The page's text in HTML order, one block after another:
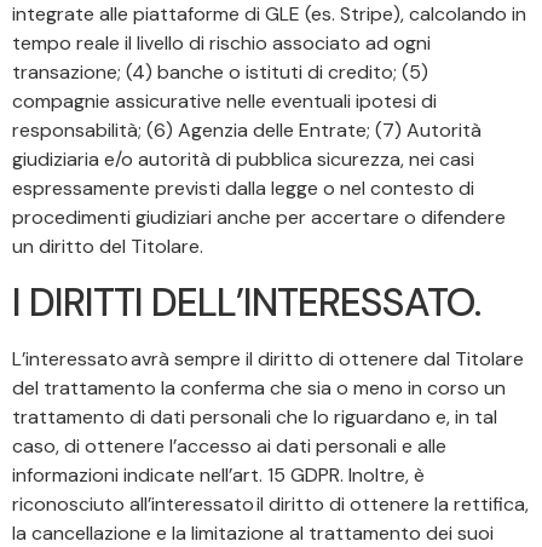
integrate alle piattaforme di GLE (es. Stripe), calcolando in
tempo reale il livello di rischio associato ad ogni
transazione; (4) banche o istituti di credito; (5)
compagnie assicurative nelle eventuali ipotesi di
responsabilità; (6) Agenzia delle Entrate; (7) Autorità
giudiziaria e/o autorità di pubblica sicurezza, nei casi
espressamente previsti dalla legge o nel contesto di
procedimenti giudiziari anche per accertare o difendere
un diritto del Titolare.
I DIRITTI DELL’INTERESSATO.
L’interessato avrà sempre il diritto di ottenere dal Titolare
del trattamento la conferma che sia o meno in corso un
trattamento di dati personali che lo riguardano e, in tal
caso, di ottenere l’accesso ai dati personali e alle
informazioni indicate nell’art. 15 GDPR. Inoltre, è
riconosciuto all’interessato il diritto di ottenere la rettifica,
la cancellazione e la limitazione al trattamento dei suoi